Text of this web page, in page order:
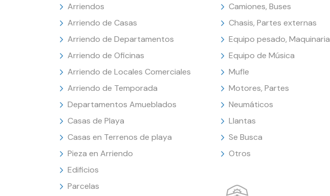
Arriendos
Arriendo de Casas
Arriendo de Departamentos
Arriendo de Oficinas
Arriendo de Locales Comerciales
Arriendo de Temporada
Departamentos Amueblados
Casas de Playa
Casas en Terrenos de playa
Pieza en Arriendo
Edificios
Parcelas
Camiones, Buses
Chasis, Partes externas
Equipo pesado, Maquinaria
Equipo de Música
Mufle
Motores, Partes
Neumáticos
Llantas
Se Busca
Otros